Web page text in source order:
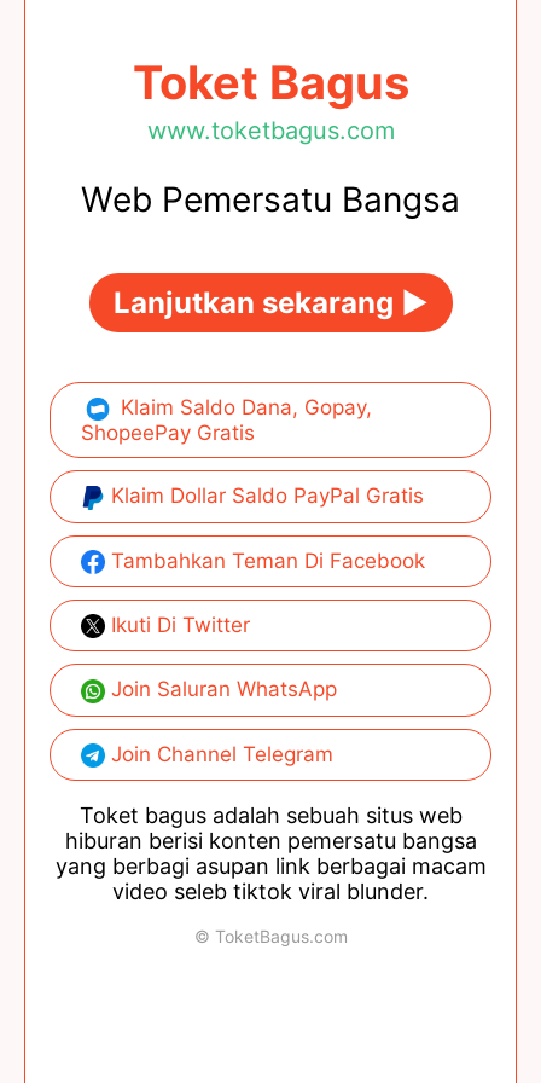
Toket Bagus
www.toketbagus.com
Web Pemersatu Bangsa
Lanjutkan sekarang ►
Klaim Saldo Dana, Gopay,
ShopeePay Gratis
Klaim Dollar Saldo PayPal Gratis
Tambahkan Teman Di Facebook
Ikuti Di Twitter
Join Saluran WhatsApp
Join Channel Telegram
Toket bagus adalah sebuah situs web
hiburan berisi konten pemersatu bangsa
yang berbagi asupan link berbagai macam
video seleb tiktok viral blunder.
© ToketBagus.com